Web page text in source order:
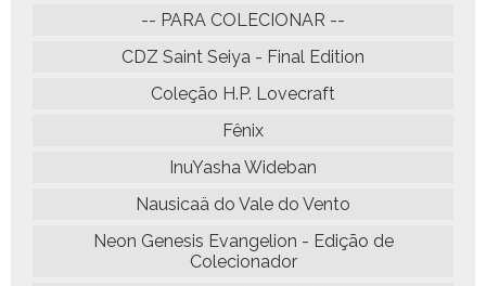
-- PARA COLECIONAR --
CDZ Saint Seiya - Final Edition
Coleção H.P. Lovecraft
Fênix
InuYasha Wideban
Nausicaä do Vale do Vento
Neon Genesis Evangelion - Edição de
Colecionador